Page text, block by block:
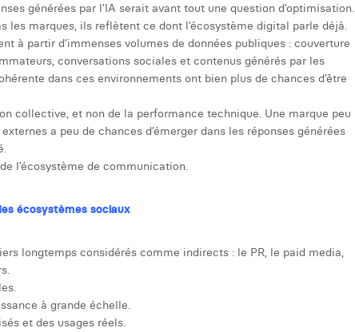
générées par l’IA serait avant tout une question d’optimisation.
les marques, ils reflètent ce dont l’écosystème digital parle déjà.
à partir d’immenses volumes de données publiques : couverture
conversations sociales et contenus générés par les
dans ces environnements ont bien plus de chances d’être
collective, et non de la performance technique. Une marque peu
a peu de chances d’émerger dans les réponses générées
l’écosystème de communication.
écosystèmes sociaux
longtemps considérés comme indirects : le PR, le paid media,
à grande échelle.
et des usages réels.